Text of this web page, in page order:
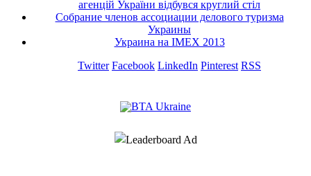
агенцій України відбувся круглий стіл
Собрание членов ассоциации делового туризма
Украины
Украина на IMEX 2013
Twitter Facebook LinkedIn Pinterest RSS